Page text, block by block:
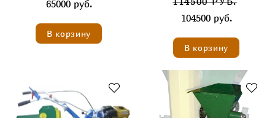
65000 руб.
В корзину
104500 руб.
В корзину